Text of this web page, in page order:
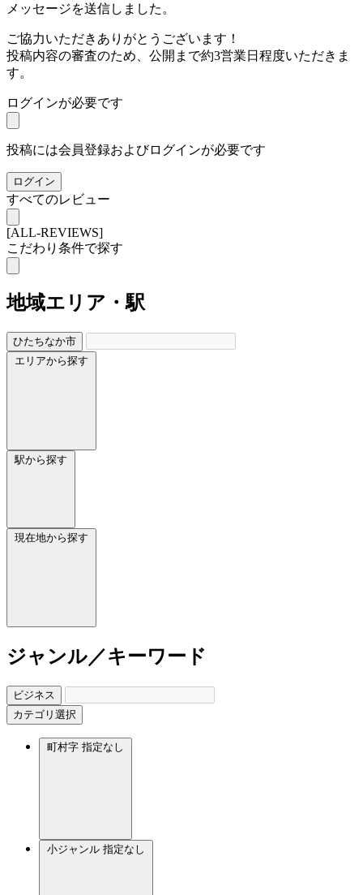
メッセージを送信しました。
ご協力いただきありがとうございます！
投稿内容の審査のため、公開まで約3営業日程度いただきま
す。
ログインが必要です
投稿には会員登録およびログインが必要です
ログイン
すべてのレビュー
[ALL-REVIEWS]
こだわり条件で探す
地域エリア・駅
ひたちなか市
エリアから探す
駅から探す
現在地から探す
ジャンル／キーワード
ビジネス
カテゴリ選択
町村字 指定なし
小ジャンル 指定なし